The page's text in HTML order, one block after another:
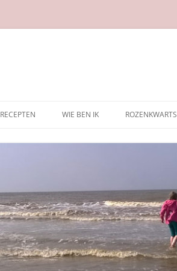
RECEPTEN WIE BEN IK ROZENKWARTS